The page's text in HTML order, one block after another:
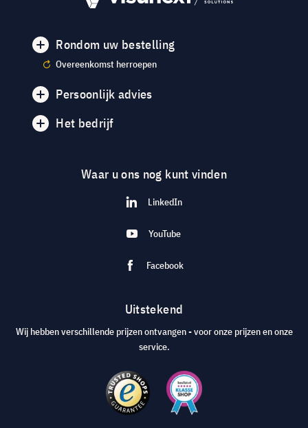
Rondom uw bestelling
Overeenkomst herroepen
Persoonlijk advies
Het bedrijf
Waar u ons nog kunt vinden
LinkedIn
YouTube
Facebook
Uitstekend
Wij hebben verschillende prijzen ontvangen - voor onze prijzen en onze
service.